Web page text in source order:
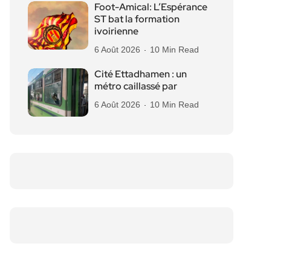
Foot-Amical: L’Espérance
ST bat la formation
ivoirienne
6 Août 2026 10 Min Read
Cité Ettadhamen : un
métro caillassé par
6 Août 2026 10 Min Read